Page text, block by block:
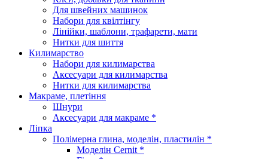
Для швейних машинок
Набори для квілтінгу
Лінійки, шаблони, трафарети, мати
Нитки для шиття
Килимарство
Набори для килимарства
Аксесуари для килимарства
Нитки для килимарства
Макраме, плетіння
Шнури
Аксесуари для макраме *
Ліпка
Полімерна глина, моделін, пластилін *
Моделін Cernit *